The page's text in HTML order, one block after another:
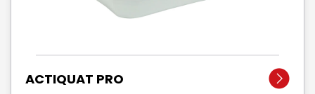
ACTIQUAT PRO